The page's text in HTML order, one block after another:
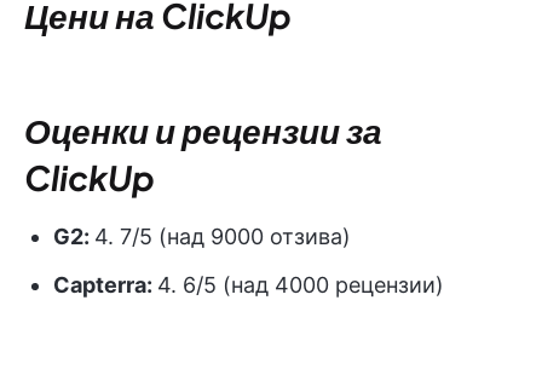
Цени на ClickUp
Оценки и рецензии за
ClickUp
G2: 4. 7/5 (над 9000 отзива)
Capterra: 4. 6/5 (над 4000 рецензии)